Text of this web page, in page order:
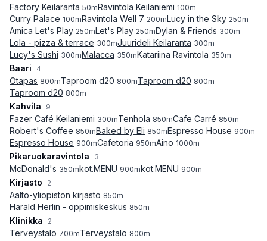
Factory Keilaranta 50mRavintola Keilaniemi 100m
Curry Palace 100mRavintola Well 7 200mLucy in the Sky 250m
Amica Let's Play 250mLet's Play 250mDylan & Friends 300m
Lola - pizza & terrace 300mJuurideli Keilaranta 300m
Lucy's Sushi 300mMalacca 350mKatariina Ravintola 350m
Baari 4
Otapas 800mTaproom d20 800mTaproom d20 800m
Taproom d20 800m
Kahvila 9
Fazer Café Keilaniemi 300mTenhola 850mCafe Carré 850m
Robert's Coffee 850mBaked by Eli 850mEspresso House 900m
Espresso House 900mCafetoria 950mAino 1000m
Pikaruokaravintola 3
McDonald's 350mkot.MENU 900mkot.MENU 900m
Kirjasto 2
Aalto-yliopiston kirjasto 850m
Harald Herlin - oppimiskeskus 850m
Klinikka 2
Terveystalo 700mTerveystalo 800m